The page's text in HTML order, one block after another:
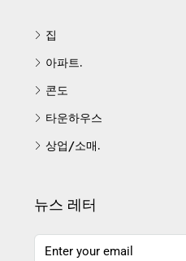
집
아파트.
콘도
타운하우스
상업/소매.
뉴스 레터